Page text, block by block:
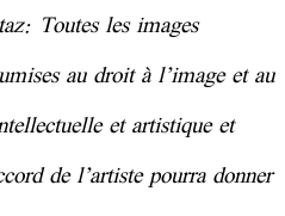
Toutes les images
au droit à l’image et au
et artistique et
de l’artiste pourra donner